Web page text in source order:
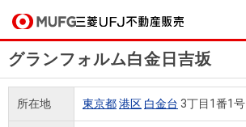
買いたい
売りたい
グランフォルム白金日吉坂
所在地 東京都港区 白金台 3丁目1番1号